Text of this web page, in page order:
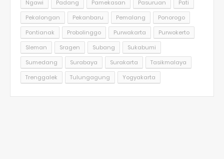
Ngawi
Padang Pamekasan Pasuruan
Pati
Pekalongan
Pekanbaru Pemalang
Ponorogo
Pontianak
Probolinggo Purwakarta
Purwokerto
Sleman
Sragen Subang
Sukabumi
Sumedang
Surabaya Surakarta
Tasikmalaya
Trenggalek
Tulungagung Yogyakarta